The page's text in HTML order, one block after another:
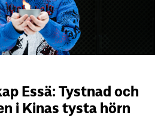
Essä: Tystnad och
i Kinas tysta hörn